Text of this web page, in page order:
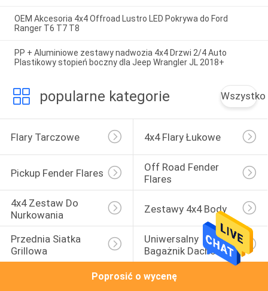
OEM Akcesoria 4x4 Offroad Lustro LED Pokrywa do Ford
Ranger T6 T7 T8
PP + Aluminiowe zestawy nadwozia 4x4 Drzwi 2/4 Auto
Plastikowy stopień boczny dla Jeep Wrangler JL 2018+
popularne kategorie Wszystko
Flary Tarczowe 4x4 Flary Łukowe
Pickup Fender Flares
Off Road Fender
Flares
4x4 Zestaw Do
Nurkowania
Zestawy 4x4 Body
Przednia Siatka
Grillowa
Uniwersalny
Bagażnik Dachowy
Poprosić o wycenę